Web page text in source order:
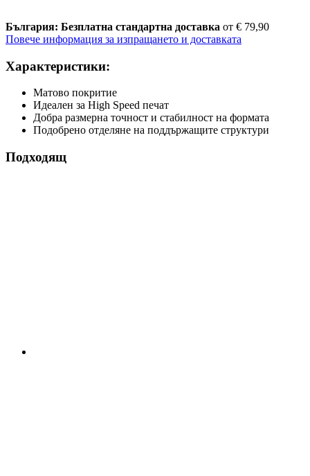
България: Безплатна стандартна доставка от € 79,90
Повече информация за изпращането и доставката
Характеристики:
Матово покритие
Идеален за High Speed печат
Добра размерна точност и стабилност на формата
Подобрено отделяне на поддържащите структури
Подходящ